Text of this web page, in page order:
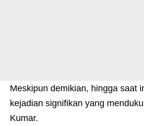
Meskipun demikian, hingga saat
kejadian signifikan yang
Kumar.